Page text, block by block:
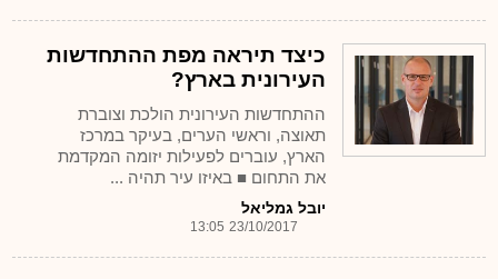
כיצד תיראה מפת ההתחדשות
העירונית בארץ?
ההתחדשות העירונית הולכת וצוברת
תאוצה, וראשי הערים, בעיקר במרכז
הארץ, עוברים לפעילות יזומה המקדמת
את התחום ■ באיזו עיר תהיה ...
יובל גמליאל
23/10/2017
13:05